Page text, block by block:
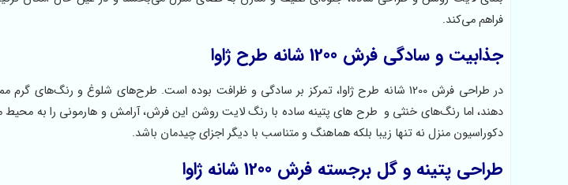
فراهم می‌کند.
جذابیت و سادگی فرش 1200 شانه طرح ژاوا
در طراحی فرش 1200 شانه طرح ژاوا، تمرکز بر سادگی و ظرافت بوده است. طرح‌های شلوغ و
دهند، اما رنگ‌های خنثی و طرح های پتینه ساده با رنگ لایت روشن این فرش، آرامش و هارمونی را به
دکوراسیون منزل نه تنها زیبا بلکه هماهنگ و متناسب با دیگر اجزای چیدمان باشد.
طراحی پتینه و گل برجسته فرش 1200 شانه ژاوا